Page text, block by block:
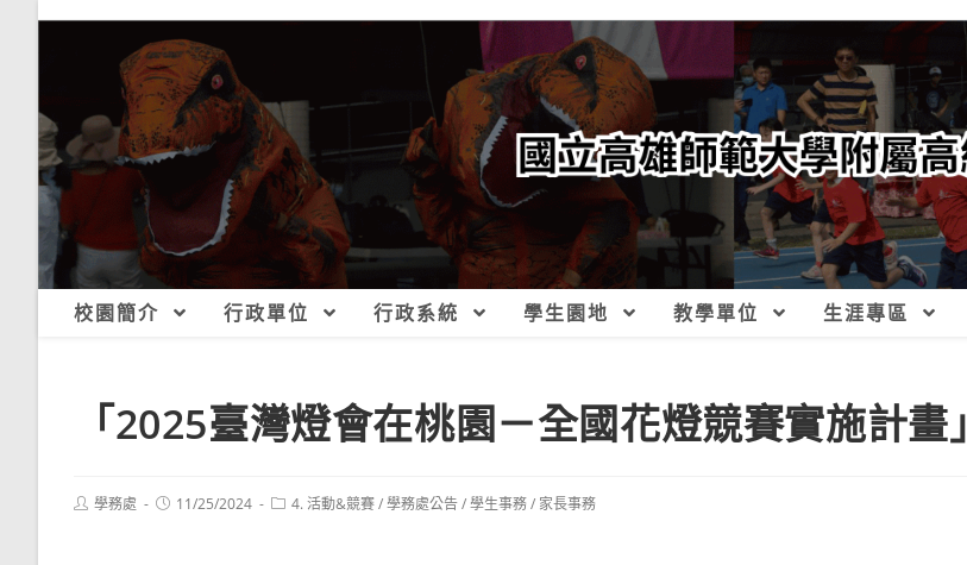
校園簡介 行政單位 行政系統 學生園地 教學單位 生涯專區
「2025臺灣燈會在桃園－全國花燈競賽實施計畫」
Post學務處
Post11/25/2024
Post4. 活動&競賽/學務處公告/學生事務/ 家長事務